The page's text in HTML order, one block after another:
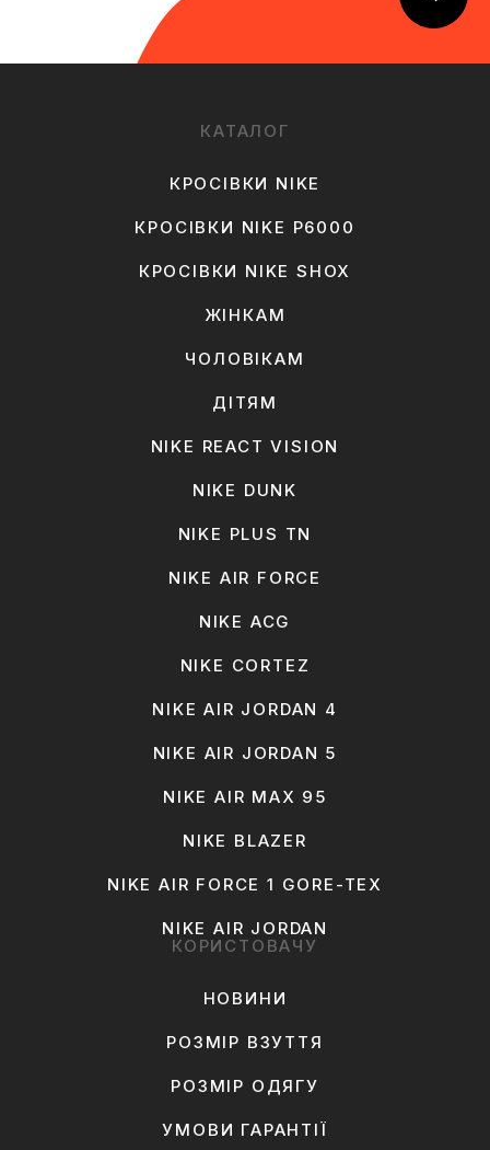
КАТАЛОГ
КРОСІВКИ NIKE
КРОСІВКИ NIKE P6000
КРОСІВКИ NIKE SHOX
ЖІНКАМ
ЧОЛОВІКАМ
ДІТЯМ
NIKE REACT VISION
NIKE DUNK
NIKE PLUS TN
NIKE AIR FORCE
NIKE ACG
NIKE CORTEZ
NIKE AIR JORDAN 4
NIKE AIR JORDAN 5
NIKE AIR MAX 95
NIKE BLAZER
NIKE AIR FORCE 1 GORE-TEX
NIKE AIR JORDAN
КОРИСТОВАЧУ
НОВИНИ
РОЗМІР ВЗУТТЯ
РОЗМІР ОДЯГУ
УМОВИ ГАРАНТІЇ